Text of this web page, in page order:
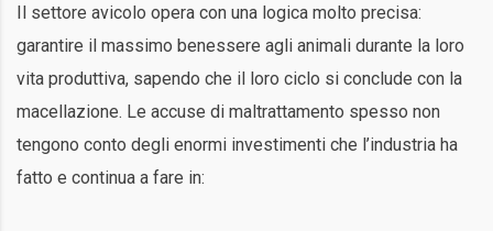
Il settore avicolo opera con una logica molto precisa:
garantire il massimo benessere agli animali durante la loro
vita produttiva, sapendo che il loro ciclo si conclude con la
macellazione. Le accuse di maltrattamento spesso non
tengono conto degli enormi investimenti che l’industria ha
fatto e continua a fare in: